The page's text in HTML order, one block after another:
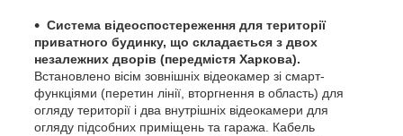
Система відеоспостереження для території
приватного будинку, що складається з двох
незалежних дворів (передмістя Харкова).
Встановлено вісім зовнішніх відеокамер зі смарт-
функціями (перетин лінії, вторгнення в область) для
огляду території і два внутрішніх відеокамери для
огляду підсобних приміщень та гаража. Кабель